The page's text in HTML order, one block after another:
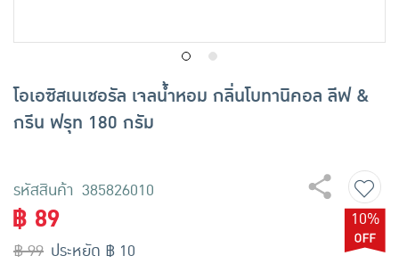
โอเอซิสเนเชอรัล เจลน้ำหอม กลิ่นโบทานิคอล ลีฟ &
กรีน ฟรุท 180 กรัม
รหัสสินค้า 385826010
฿ 89
฿ 99
10%
ประหยัด ฿ 10